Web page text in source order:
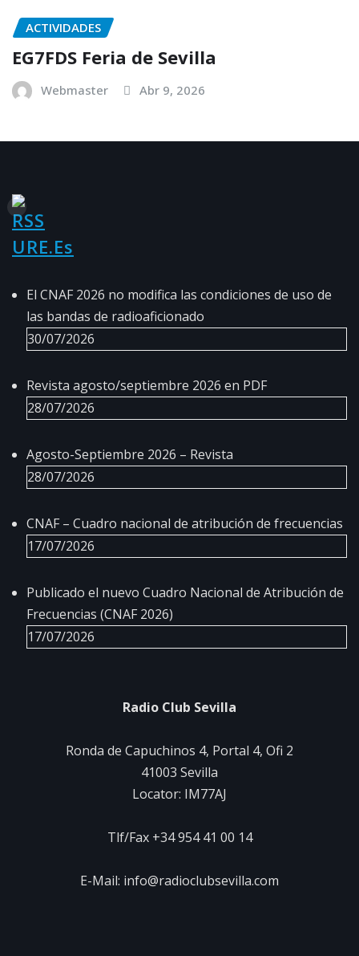
ACTIVIDADES
EG7FDS Feria de Sevilla
Webmaster Abr 9, 2026
URE.es
El CNAF 2026 no modifica las condiciones de uso de
las bandas de radioaficionado
30/07/2026
Revista agosto/septiembre 2026 en PDF
28/07/2026
Agosto-Septiembre 2026 – Revista
28/07/2026
CNAF – Cuadro nacional de atribución de frecuencias
17/07/2026
Publicado el nuevo Cuadro Nacional de Atribución de
Frecuencias (CNAF 2026)
17/07/2026
Radio Club Sevilla
Ronda de Capuchinos 4, Portal 4, Ofi 2
41003 Sevilla
Locator: IM77AJ
Tlf/Fax +34 954 41 00 14
E-Mail: info@radioclubsevilla.com